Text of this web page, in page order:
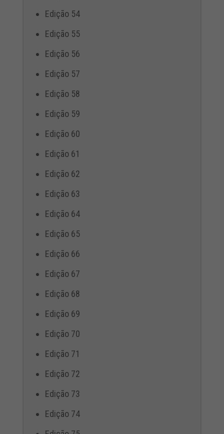
Edição 54
Edição 55
Edição 56
Edição 57
Edição 58
Edição 59
Edição 60
Edição 61
Edição 62
Edição 63
Edição 64
Edição 65
Edição 66
Edição 67
Edição 68
Edição 69
Edição 70
Edição 71
Edição 72
Edição 73
Edição 74